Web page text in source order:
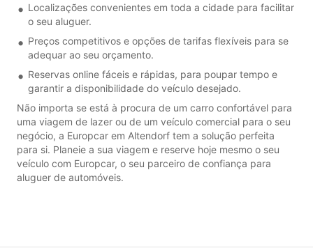
Localizações convenientes em toda a cidade para facilitar
o seu aluguer.
Preços competitivos e opções de tarifas flexíveis para se
adequar ao seu orçamento.
Reservas online fáceis e rápidas, para poupar tempo e
garantir a disponibilidade do veículo desejado.
Não importa se está à procura de um carro confortável para
uma viagem de lazer ou de um veículo comercial para o seu
negócio, a Europcar em Altendorf tem a solução perfeita
para si. Planeie a sua viagem e reserve hoje mesmo o seu
veículo com Europcar, o seu parceiro de confiança para
aluguer de automóveis.